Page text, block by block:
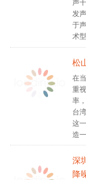
发
于
术
多
松
在
重
率
台
这
造
深
降